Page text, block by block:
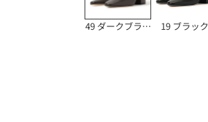
49 ダークブラウン 19 ブラック